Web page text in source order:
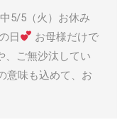
5/5（火）お休み
日
お母様だけで
、ご無沙汰してい
意味も込めて、お